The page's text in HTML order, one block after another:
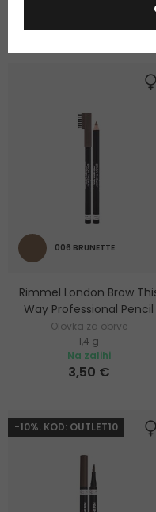
9,00 €
006 BRUNETTE
Rimmel London Brow
Way Professional Pencil
Olovka za obrve
1,4 g
Na zalihi
3,50 €
-10%. KOD: OUTLET10